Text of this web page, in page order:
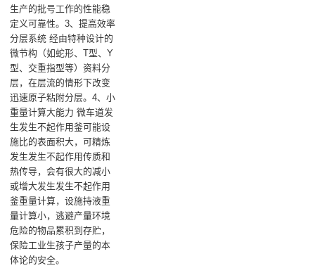
生产的批号工作的性能稳
定义可靠性。3、提高效率
分层系统 经由特种设计的
微节构（如蛇形、T型、Y
型、交重指型等）资料分
层，在层流的情形下改变
迅速原子粘附分层。4、小
重量计算大能力 微车道发
生发生不起作用釜可能设
施比的表面积大，可精炼
发生发生不起作用传质和
热传导，会有很大的减小
或增大发生发生不起作用
釜重量计算，设施持液重
量计算小，逃避产量环境
危险的物品累积到存贮，
保险工业生孩子产量的本
体论的安全。